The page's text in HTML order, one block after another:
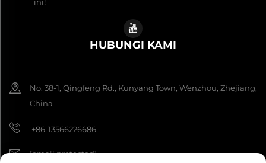
HUBUNGI KAMI
No. 38-1, Qingfeng Rd., Kunyang Town, Wenzhou, Zhejiang,
China
+86-13566226686
[email protected]